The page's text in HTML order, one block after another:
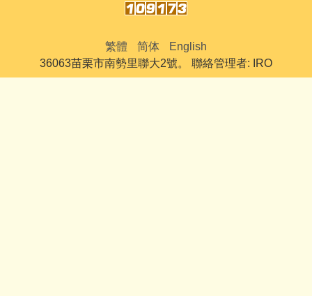
繁體 简体
English
36063苗栗市南勢里聯大2號。 聯絡管理者: IRO